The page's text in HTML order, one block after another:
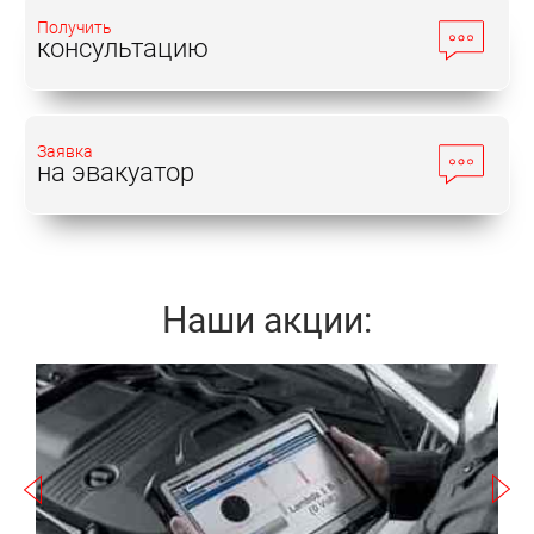
любой вид работ. А постоянное повышение
квалификации сотрудников и современное
оборудование, купить которое может не каждая
проведенный в этом автосалоне качественным и
надежным.
центру, круглые датчики температуры, уровня
топлива и тахометр. Салонный фильтр
отсутствует, как и у полноценного Териоса.
К достоинствам автомобиля можно отнести
необыкновенную динамику для такого, весьма
небольшого объема двигателя, не уступающего по
разгону до 70 - 80 км/ч полуторалитровым
Получить
консультацию
Заявка
на эвакуатор
Наши акции:
Записаться